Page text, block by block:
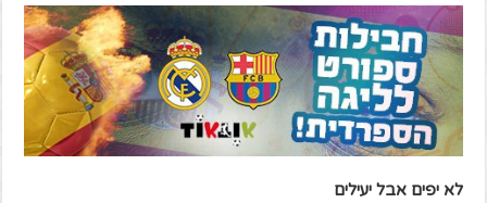
לא יפים אבל יעילים